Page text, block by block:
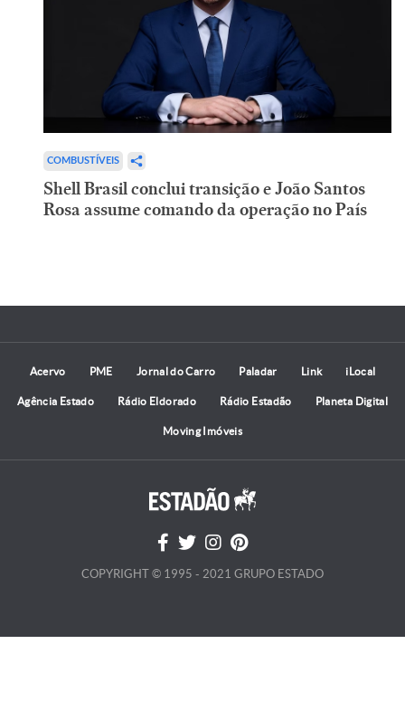
COMBUSTÍVEIS
Shell Brasil conclui transição e João Santos
Rosa assume comando da operação no País
Acervo PME Jornal do Carro Paladar Link iLocal
Agência Estado Rádio Eldorado Rádio Estadão Planeta Digital
Moving Imóveis
COPYRIGHT © 1995 - 2021 GRUPO ESTADO